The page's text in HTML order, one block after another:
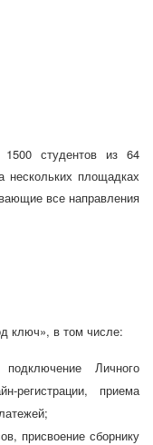
студентов из 64
нескольких площадках
все направления
ключ», в том числе:
Личного
регистрации, приема
присвоение сборнику